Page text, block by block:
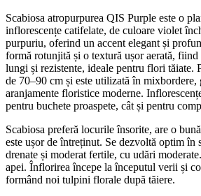
Scabiosa atropurpurea QIS Purple este o
inflorescențe catifelate, de culoare violet
purpuriu, oferind un accent elegant și
formă rotunjită și o textură ușor aerată, fiind
lungi și rezistente, ideale pentru flori tăiate.
de 70–90 cm și este utilizată în mixbordere,
aranjamente floristice moderne.
pentru buchete proaspete, cât și pentru
Scabiosa preferă locurile însorite, are o
este ușor de întreținut. Se dezvoltă optim în
drenate și moderat fertile, cu udări
apei. Înflorirea începe la începutul verii și
formând noi tulpini florale după tăiere.